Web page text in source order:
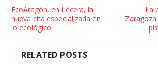
EcoAragón, en Lécera, la
nueva cita especializada en
lo ecológico
La
RELATED POSTS